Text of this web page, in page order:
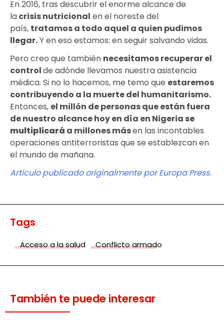
En 2016, tras descubrir el enorme alcance de
lacrisis nutricional en el noreste del
país, tratamos a todo aquel a quien pudimos
llegar.Y en eso estamos: en seguir salvando vidas.
Pero creo que también necesitamosrecuperar el
controlde adónde llevamos nuestra asistencia
médica. Si no lo hacemos, me temo que estaremos
contribuyendo a la muerte del humanitarismo.
Entonces, el millón de personas que están fuera
de nuestro alcancehoy en día en Nigeria se
multiplicará a millones másen las incontables
operaciones antiterroristas que se establezcan en
el mundo de mañana.
Artículo publicado originalmente por Europa Press.
Tags
Acceso a la salud Conflicto armado
También te puede interesar